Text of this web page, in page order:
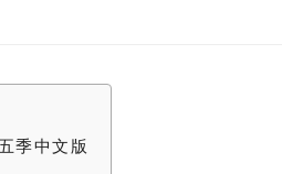
季中文版